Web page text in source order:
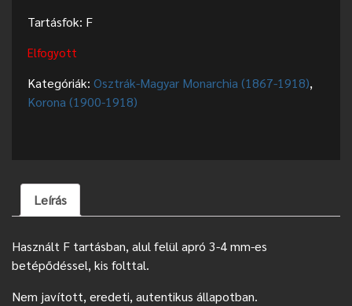
Tartásfok: F
Elfogyott
Kategóriák: Osztrák-Magyar Monarchia (1867-1918),
Korona (1900-1918)
Leírás
Használt F tartásban, alul felül apró 3-4 mm-es
betépődéssel, kis folttal.
Nem javított, eredeti, autentikus állapotban.